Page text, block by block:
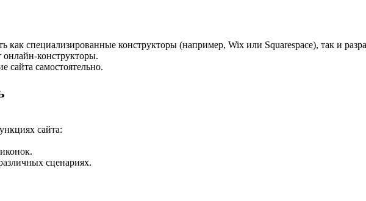
как специализированные конструкторы (например, Wix или Squarespace), так и
конструкторы.
сайта самостоятельно.
сайта:
сценариях.